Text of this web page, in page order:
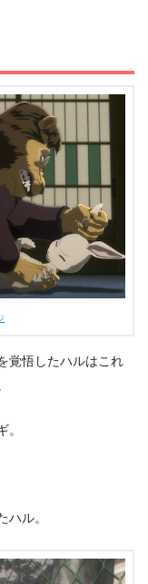
覚悟したハルはこれ
ル。